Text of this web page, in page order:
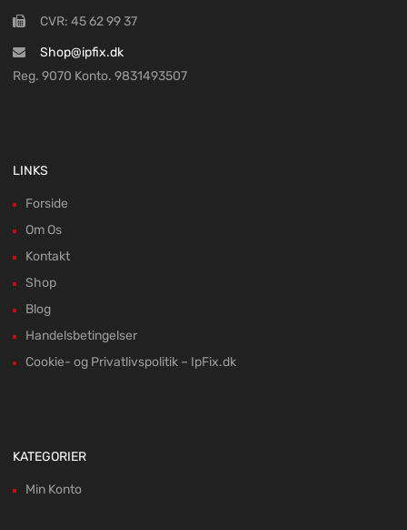
CVR: 45 62 99 37
Shop@ipfix.dk
Reg. 9070 Konto. 9831493507
LINKS
Forside
Om Os
Kontakt
Shop
Blog
Handelsbetingelser
Cookie- og Privatlivspolitik – IpFix.dk
KATEGORIER
Min Konto